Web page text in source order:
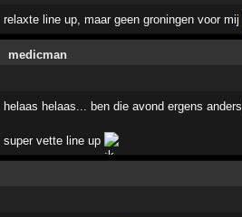
relaxte line up, maar geen groningen voor mij
medicman
helaas helaas... ben die avond ergens anders
super vette line up